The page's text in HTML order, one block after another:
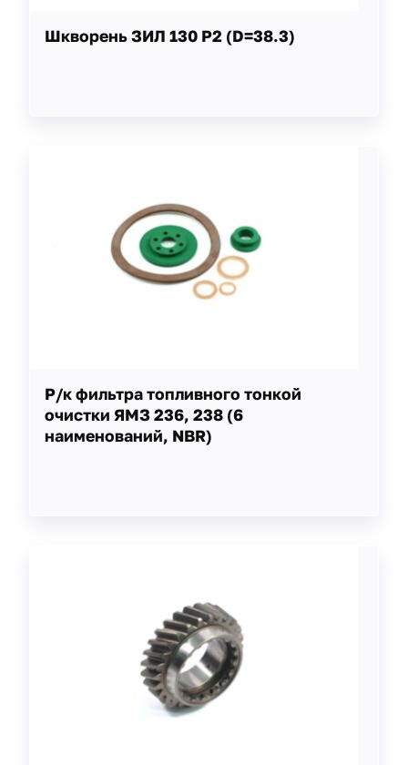
Шкворень ЗИЛ 130 Р2 (D=38.3)
Р/к фильтра топливного тонкой
очистки ЯМЗ 236, 238 (6
наименований, NBR)